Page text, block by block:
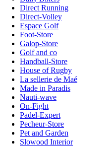
Direct Running
Direct-Volley
Espace Golf
Foot-Store
Galop-Store
Golf and co
Handball-Store
House of Rugby
La sellerie de Maé
Made in Paradis
Nauti-wave
On-Fight
Padel-Expert
Pecheur-Store
Pet and Garden
Slowood Interior